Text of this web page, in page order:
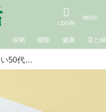
収納 掃除 健康 花と緑
夏の汗でも崩れにくい50代からの「クッションファンデ」おすすめ3選。毛穴やシミを“薄づきできれいに”カバー！素肌感のある仕上がりに／メイクアップアーティスト・AKIIさん